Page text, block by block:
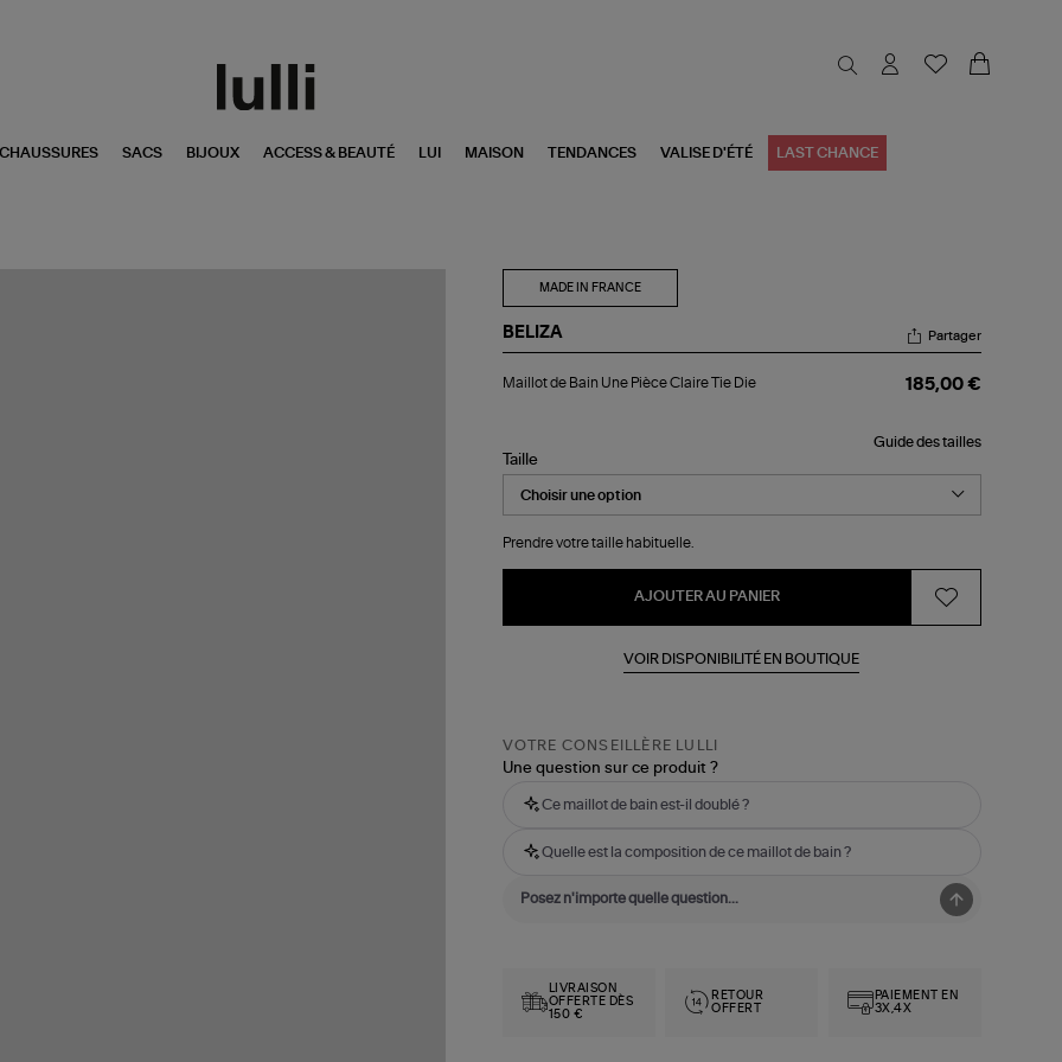
CHAUSSURES SACS BIJOUX ACCESS & BEAUTÉ LUI MAISON TENDANCES VALISE D'ÉTÉ LAST CHANCE
MADE IN FRANCE
BELIZA
de
Claire
Die
Partager
Maillot de Bain Une Pièce Claire Tie Die 185,00 €
Guide des tailles
Taille
Prendre votre taille habituelle.
AJOUTER AU PANIER
VOIR DISPONIBILITÉ EN BOUTIQUE
VOTRE CONSEILLÈRE LULLI
Une question sur ce produit ?
Ce maillot de bain est-il doublé ?
Quelle est la composition de ce maillot de bain ?
LIVRAISON
OFFERTE DÈS
150 €
RETOUR
OFFERT
PAIEMENT EN
3X,4X